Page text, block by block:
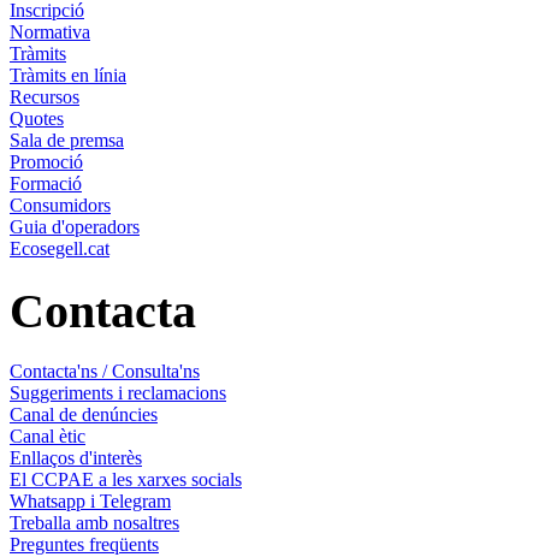
Inscripció
Normativa
Tràmits
Tràmits en línia
Recursos
Quotes
Sala de premsa
Promoció
Formació
Consumidors
Guia d'operadors
Ecosegell.cat
Contacta
Contacta'ns / Consulta'ns
Suggeriments i reclamacions
Canal de denúncies
Canal ètic
Enllaços d'interès
El CCPAE a les xarxes socials
Whatsapp i Telegram
Treballa amb nosaltres
Preguntes freqüents